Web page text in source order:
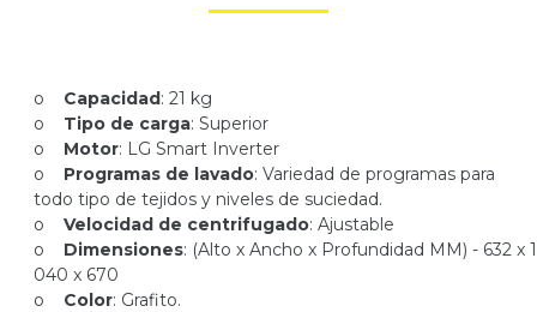
o Capacidad: 21 kg
o Tipo de carga: Superior
o Motor: LG Smart Inverter
o Programas de lavado: Variedad de programas para
todo tipo de tejidos y niveles de suciedad.
o
Velocidad de centrifugado: Ajustable
o Dimensiones: (Alto x Ancho x Profundidad MM) - 632 x 1
040 x 670
o Color: Grafito.